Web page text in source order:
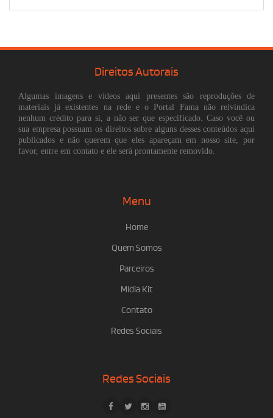
Direitos Autorais
Algumas imagens e vídeos aqui presentes são reproduções de
materiais já existentes na rede e o Portal Fama não reivindica
nenhum crédito para si, a não ser que especificado. Caso você ou
sua empresa possuam os direitos sobre alguns desses conteúdos aqui
publicados e não querem que eles apareçam em nosso site, por
favor, entre em contato e ele será prontamente removido.
Menu
Home
Quem Somos
Parceiros
Mídia Kit
Contato
Redes Sociais
Redes Sociais